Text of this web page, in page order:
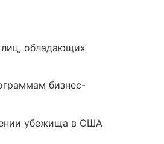
лиц, обладающих
бизнес-
убежища в США